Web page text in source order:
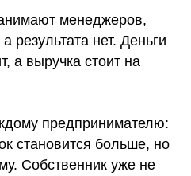
менеджеров,
результата нет. Деньги
а выручка стоит на
предпринимателю:
становится больше, но
Собственник уже не